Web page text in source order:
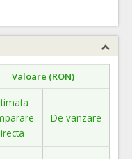
Valoare (RON)
De vanzare